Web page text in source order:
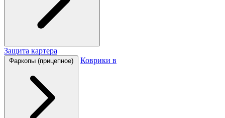
Защита картера
Фаркопы (прицепное) Коврики в